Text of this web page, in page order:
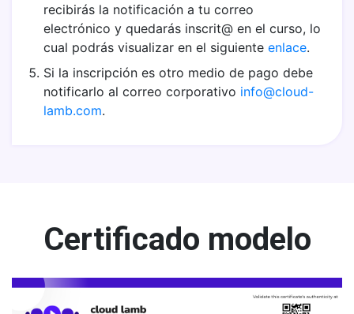
recibirás la notificación a tu correo
electrónico y quedarás inscrit@ en el curso, lo
cual podrás visualizar en el siguiente enlace.
Si la inscripción es otro medio de pago debe
notificarlo al correo corporativo info@cloud-
lamb.com.
Certificado modelo